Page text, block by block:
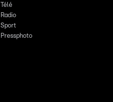
Télé
Radio
Sport
Pressphoto